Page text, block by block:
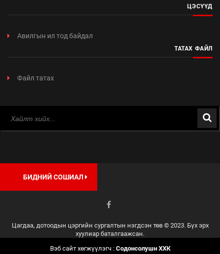
ЦЭСҮҮД
Авилгын ил тод байдал
ТАТАХ ФАЙЛ
Файл татах
БИДНИЙ СОШИАЛ
Цагдаа, дотоодын цэргийн сургалтын нэгдсэн төв © 2023. Бүх эрх
хуулиар баталгаажсан.
Вэб сайт хөгжүүлэгч : Содонсолушн ХХК